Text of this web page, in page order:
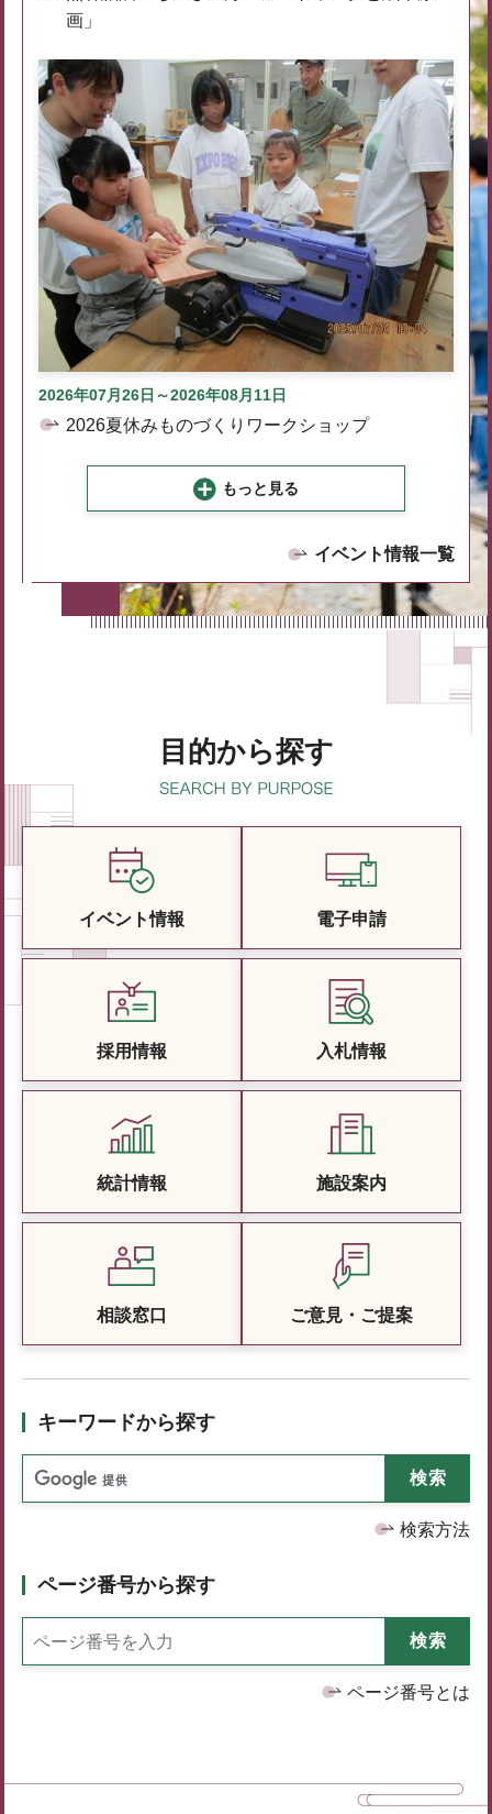
画」
2026年07月26日～2026年08月11日
2026夏休みものづくりワークショップ
もっと見る
イベント情報一覧
目的から探す
イベント情報 電子申請
採用情報 入札情報
統計情報 施設案内
相談窓口 ご意見・ご提案
キーワードから探す
検索方法
ページ番号から探す
ページ番号とは